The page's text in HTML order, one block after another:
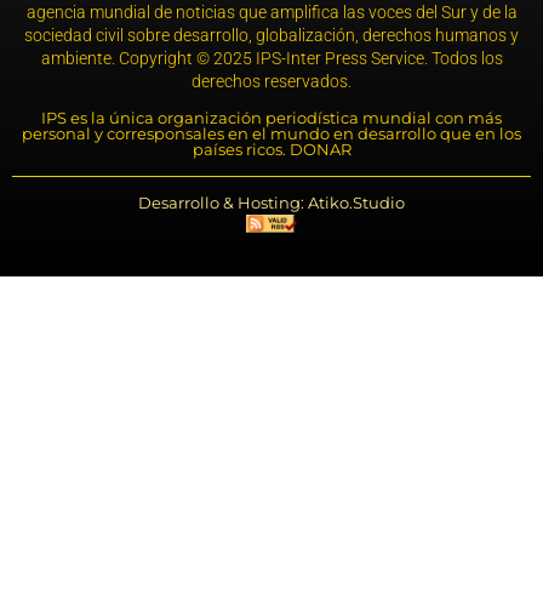
agencia mundial de noticias que amplifica las voces del Sur y de la
sociedad civil sobre desarrollo, globalización, derechos humanos y
ambiente. Copyright © 2025 IPS-Inter Press Service. Todos los
derechos reservados.
IPS es la única organización periodística mundial con más
personal y corresponsales en el mundo en desarrollo que en los
países ricos. DONAR
Desarrollo & Hosting: Atiko.Studio